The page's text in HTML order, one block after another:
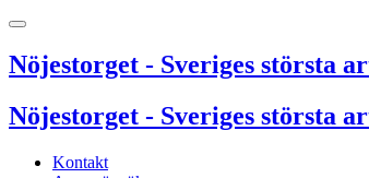
Nöjestorget - Sveriges största
Nöjestorget - Sveriges största
Kontakt